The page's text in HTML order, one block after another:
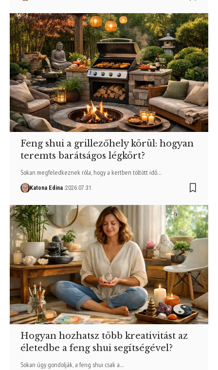
Feng shui a grillezőhely körül: hogyan
teremts barátságos légkört?
Sokan megfeledkeznek róla, hogy a kertben töltött idő…
Katona Edina 2026.07.31.
Hogyan hozhatsz több kreativitást az
életedbe a feng shui segítségével?
Sokan úgy gondolják, a feng shui csak a…